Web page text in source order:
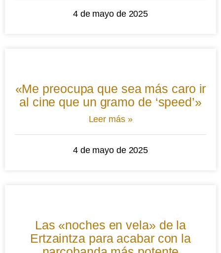
4 de mayo de 2025
«Me preocupa que sea más caro ir
al cine que un gramo de ‘speed’»
Leer más »
4 de mayo de 2025
Las «noches en vela» de la
Ertzaintza para acabar con la